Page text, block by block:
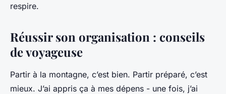
respire.
Réussir son organisation : conseils
de voyageuse
Partir à la montagne, c’est bien. Partir préparé, c’est
mieux. J’ai appris ça à mes dépens - une fois, j’ai